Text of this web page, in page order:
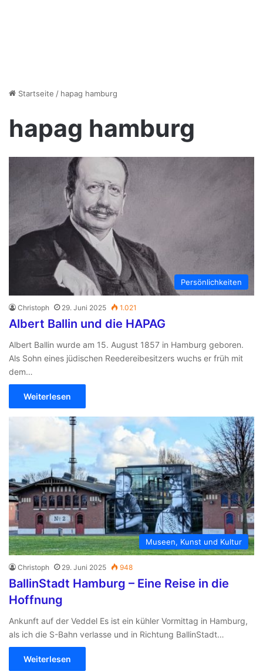
Startseite / hapag hamburg
hapag hamburg
Persönlichkeiten
Christoph 29. Juni 2025 1.021
Albert Ballin und die HAPAG
Albert Ballin wurde am 15. August 1857 in Hamburg geboren.
Als Sohn eines jüdischen Reedereibesitzers wuchs er früh mit
dem…
Weiterlesen
Museen, Kunst und Kultur
Christoph 29. Juni 2025 948
BallinStadt Hamburg – Eine Reise in die
Hoffnung
Ankunft auf der Veddel Es ist ein kühler Vormittag in Hamburg,
als ich die S-Bahn verlasse und in Richtung BallinStadt…
Weiterlesen